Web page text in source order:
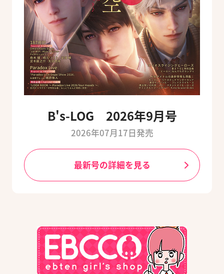
B's-LOG 2026年9月号
2026年07月17日発売
最新号の詳細を見る